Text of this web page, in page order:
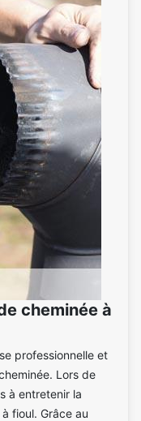
cheminée à
professionnelle et
Lors de
à entretenir la
fioul. Grâce au